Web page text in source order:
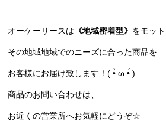
オーケーリースは 《地域密着型》 をモット
その地域地域でのニーズに合った商品を
お客様にお届け致します！( •̀ ω •́ )
商品のお問い合わせは、
お近くの営業所へお気軽にどうぞ☆